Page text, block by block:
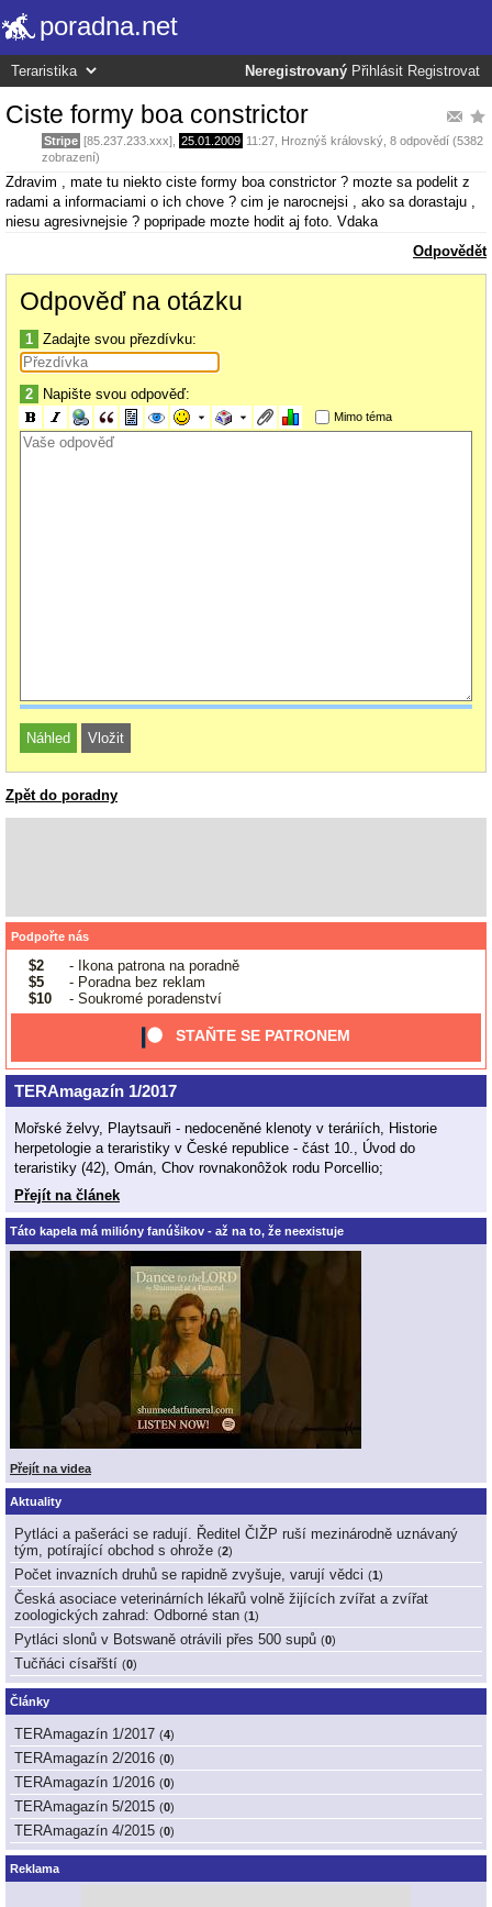
poradna.net
Neregistrovaný Přihlásit Registrovat
Ciste formy boa constrictor
Stripe [85.237.233.xxx], 25.01.2009 11:27 Hroznýš královský , 8 odpovědí (5382
zobrazení)
Zdravim , mate tu niekto ciste formy boa constrictor ? mozte sa podelit z
radami a informaciami o ich chove ? cim je narocnejsi , ako sa dorastaju ,
niesu agresivnejsie ? popripade mozte hodit aj foto. Vdaka
Odpovědět
Odpověď na otázku
1 Zadajte svou přezdívku:
2 Napište svou odpověď:
Mimo téma
Zpět do poradny
Podpořte nás
$2
- Ikona patrona na poradně
$5
- Poradna bez reklam
$10
- Soukromé poradenství
STAŇTE SE PATRONEM
TERAmagazín 1/2017
Mořské želvy, Playtsauři - nedoceněné klenoty v teráriích, Historie
herpetologie a teraristiky v České republice - část 10., Úvod do
teraristiky (42), Omán, Chov rovnakonôžok rodu Porcellio;
Přejít na článek
Táto kapela má milióny fanúšikov - až na to, že neexistuje
Přejít na videa
Aktuality
Pytláci a pašeráci se radují. Ředitel ČIŽP ruší mezinárodně uznávaný
tým, potírající obchod s ohrože (2)
Počet invazních druhů se rapidně zvyšuje, varují vědci (1)
Česká asociace veterinárních lékařů volně žijících zvířat a zvířat
zoologických zahrad: Odborné stan (1)
Pytláci slonů v Botswaně otrávili přes 500 supů (0)
Tučňáci císařští (0)
Články
TERAmagazín 1/2017 (4)
TERAmagazín 2/2016 (0)
TERAmagazín 1/2016 (0)
TERAmagazín 5/2015 (0)
TERAmagazín 4/2015 (0)
Reklama